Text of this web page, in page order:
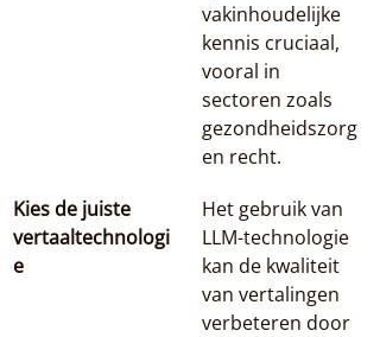
vakinhoudelijke
kennis cruciaal,
vooral in
sectoren zoals
gezondheidszorg
en recht.
Kies de juiste
vertaaltechnologi
e
Het gebruik van
LLM-technologie
kan de kwaliteit
van vertalingen
verbeteren door